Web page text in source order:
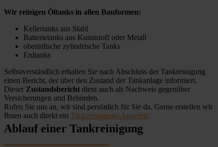
Wir reinigen Öltanks in allen Bauformen:
Kellertanks aus Stahl
Batterietanks aus Kunststoff oder Metall
oberirdische zylindrische Tanks
Erdtanks
Selbstverständlich erhalten Sie nach Abschluss der Tankreinigung
einen Bericht, der über den Zustand der Tankanlage informiert.
Dieser Zustandsbericht dient auch als Nachweis gegenüber
Versicherungen und Behörden.
Rufen Sie uns an, wir sind persönlich für Sie da. Gerne erstellen wir
Ihnen auch direkt ein Tankreinigungs-Angebot.
Ablauf einer Tankreinigung